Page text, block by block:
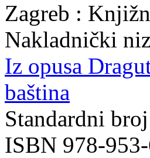
Zagreb :
Nakladnički
Iz opusa
baština
Standardni broj
ISBN 978-